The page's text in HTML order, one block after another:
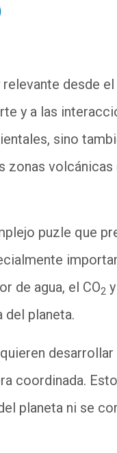
desde
y a las
sino
zonas
puzle que
de agua, el CO2
planeta.
coordinada.
planeta ni se